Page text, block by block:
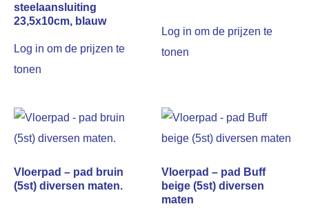
steelaansluiting
23,5x10cm, blauw
Log in om de prijzen te
tonen
Log in om de prijzen te
tonen
Vloerpad – pad bruin
(5st) diversen maten.
Vloerpad – pad Buff
beige (5st) diversen
maten